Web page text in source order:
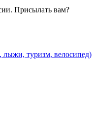
Присылать вам?
лыжи, туризм, велосипед)